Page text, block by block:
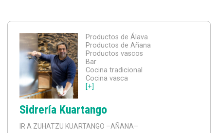
Productos de Álava
Productos de Añana
Productos vascos
Bar
Cocina tradicional
Cocina vasca
[+]
Sidrería Kuartango
IR A ZUHATZU KUARTANGO –AÑANA–